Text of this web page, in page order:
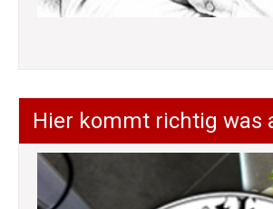
Hier kommt richtig was